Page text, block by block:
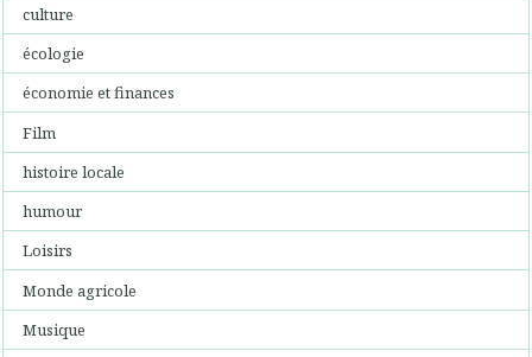
culture
écologie
économie et finances
Film
histoire locale
humour
Loisirs
Monde agricole
Musique